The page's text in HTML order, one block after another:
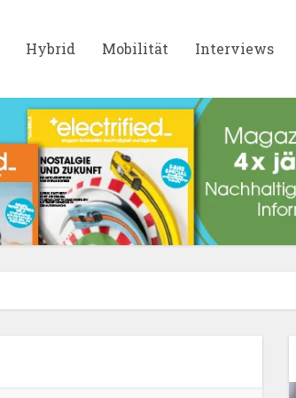
Hybrid Mobilität Interviews